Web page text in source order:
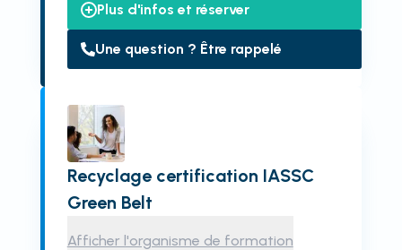
Plus d'infos et réserver
Une question ? Être rappelé
Recyclage certification IASSC
Green Belt
Afficher l'organisme de formation